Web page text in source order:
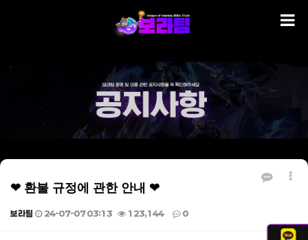
❤ 환불 규정에 관한 안내 ❤
보라팀 24-07-07 03:13 123,144 0